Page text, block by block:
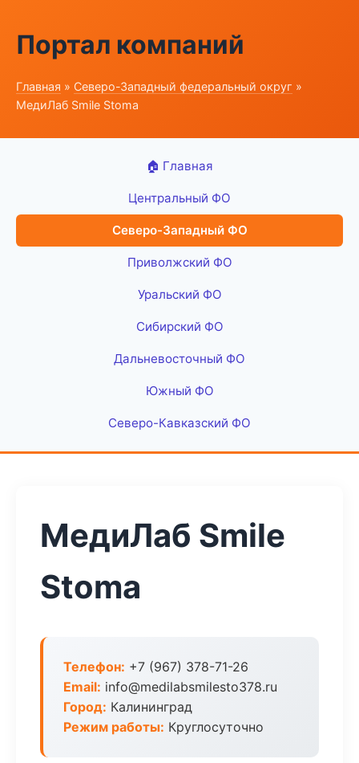
Портал компаний
Главная » Северо-Западный федеральный округ »
МедиЛаб Smile Stoma
🏠 Главная
Центральный ФО
Северо-Западный ФО
Приволжский ФО
Уральский ФО
Сибирский ФО
Дальневосточный ФО
Южный ФО
Северо-Кавказский ФО
МедиЛаб Smile
Stoma
Телефон: +7 (967) 378-71-26
Email: info@medilabsmilesto378.ru
Город: Калининград
Режим работы: Круглосуточно